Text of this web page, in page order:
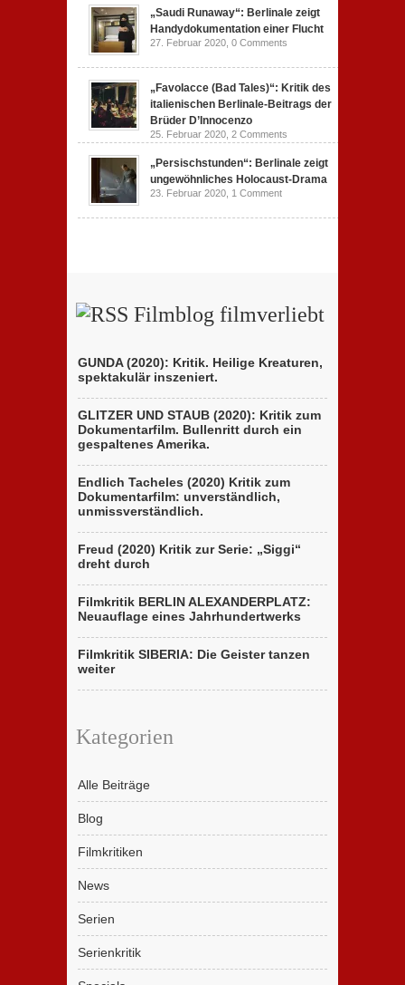
„Saudi Runaway“: Berlinale zeigt
Handydokumentation einer Flucht
27. Februar 2020, 0 Comments
„Favolacce (Bad Tales)“: Kritik des
italienischen Berlinale-Beitrags der
Brüder D’Innocenzo
25. Februar 2020, 2 Comments
„Persischstunden“: Berlinale zeigt
ungewöhnliches Holocaust-Drama
23. Februar 2020, 1 Comment
Filmblog filmverliebt
GUNDA (2020): Kritik. Heilige Kreaturen,
spektakulär inszeniert.
GLITZER UND STAUB (2020): Kritik zum
Dokumentarfilm. Bullenritt durch ein
gespaltenes Amerika.
Endlich Tacheles (2020) Kritik zum
Dokumentarfilm: unverständlich,
unmissverständlich.
Freud (2020) Kritik zur Serie: „Siggi“
dreht durch
Filmkritik BERLIN ALEXANDERPLATZ:
Neuauflage eines Jahrhundertwerks
Filmkritik SIBERIA: Die Geister tanzen
weiter
Kategorien
Alle Beiträge
Blog
Filmkritiken
News
Serien
Serienkritik